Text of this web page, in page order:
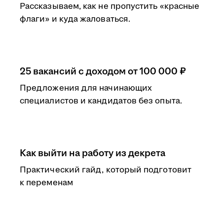
Рассказываем, как не пропустить «красные
флаги» и куда жаловаться.
25 вакансий с доходом от 100 000 ₽
Предложения для начинающих
специалистов и кандидатов без опыта.
Как выйти на работу из декрета
Практический гайд, который подготовит
к переменам